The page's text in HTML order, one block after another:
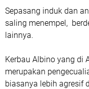
Sepasang induk dan
saling menempel,
lainnya.
Kerbau Albino yang di
merupakan
biasanya lebih agresif